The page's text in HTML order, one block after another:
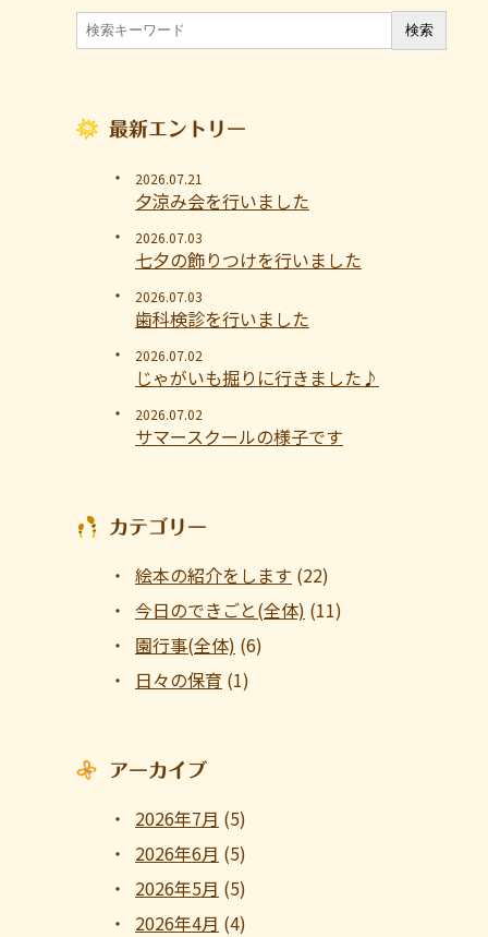
最新エントリー
2026.07.21
夕涼み会を行いました
2026.07.03
七夕の飾りつけを行いました
2026.07.03
歯科検診を行いました
2026.07.02
じゃがいも掘りに行きました♪
2026.07.02
サマースクールの様子です
カテゴリー
絵本の紹介をします (22)
今日のできごと(全体) (11)
園行事(全体) (6)
日々の保育 (1)
アーカイブ
2026年7月 (5)
2026年6月 (5)
2026年5月 (5)
2026年4月 (4)